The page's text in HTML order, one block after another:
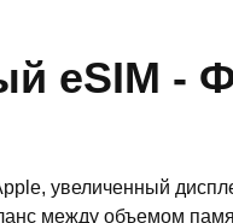
eSIM -
увеличенный
между объемом